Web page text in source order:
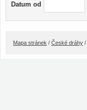
Datum od
Mapa stránek / České dráhy /